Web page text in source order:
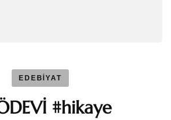
EDEBİYAT
#hikaye